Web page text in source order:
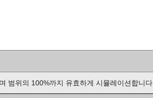
범위의 100%까지 유효하게 시뮬레이션합니다.